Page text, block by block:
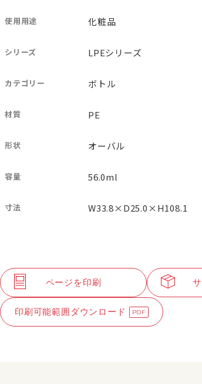
使用用途 化粧品
シリーズ LPEシリーズ
カテゴリー ボトル
材質 PE
形状 オーバル
容量 56.0ml
寸法 W33.8×D25.0×H108.1
ページを印刷
印刷可能範囲ダウンロード